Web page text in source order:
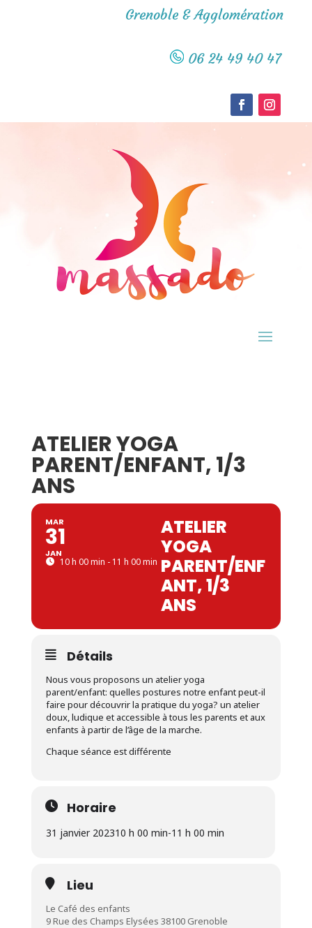
Grenoble & Agglomération
06 24 49 40 47
ATELIER YOGA
PARENT/ENFANT, 1/3
ANS
MAR
31
JAN
10 h 00 min - 11 h 00 min
ATELIER
YOGA
PARENT/ENF
ANT, 1/3
ANS
Détails
Nous vous proposons un atelier yoga
parent/enfant: quelles postures notre enfant peut-il
faire pour découvrir la pratique du yoga? un atelier
doux, ludique et accessible à tous les parents et aux
enfants à partir de l’âge de la marche.
Chaque séance est différente
Horaire
31 janvier 202310 h 00 min-11 h 00 min
Lieu
Le Café des enfants
9 Rue des Champs Elysées 38100 Grenoble